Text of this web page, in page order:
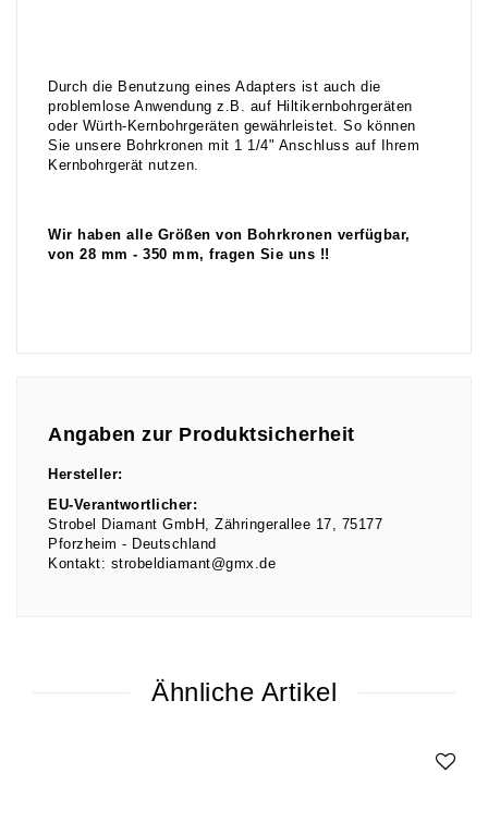
Durch die Benutzung eines Adapters ist auch die
problemlose Anwendung z.B. auf Hiltikernbohrgeräten
oder Würth-Kernbohrgeräten gewährleistet. So können
Sie unsere Bohrkronen mit 1 1/4" Anschluss auf Ihrem
Kernbohrgerät nutzen.
Wir haben alle Größen von Bohrkronen verfügbar,
von 28 mm - 350 mm, fragen Sie uns !!
Angaben zur Produktsicherheit
Hersteller:
EU-Verantwortlicher:
Strobel Diamant GmbH
Zähringerallee 17
75177
Pforzheim
Deutschland
Kontakt: strobeldiamant@gmx.de
Ähnliche Artikel